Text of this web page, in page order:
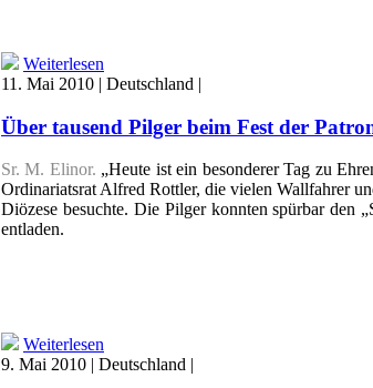
Weiterlesen
11. Mai 2010 | Deutschland |
Über tausend Pilger beim Fest der
Sr. M. Elinor. „Heute ist ein besonderer Tag zu
Ordinariatsrat Alfred Rottler, die vielen Wallfahrer
Diözese besuchte. Die Pilger konnten spürbar den
entladen.
Weiterlesen
9. Mai 2010 | Deutschland |